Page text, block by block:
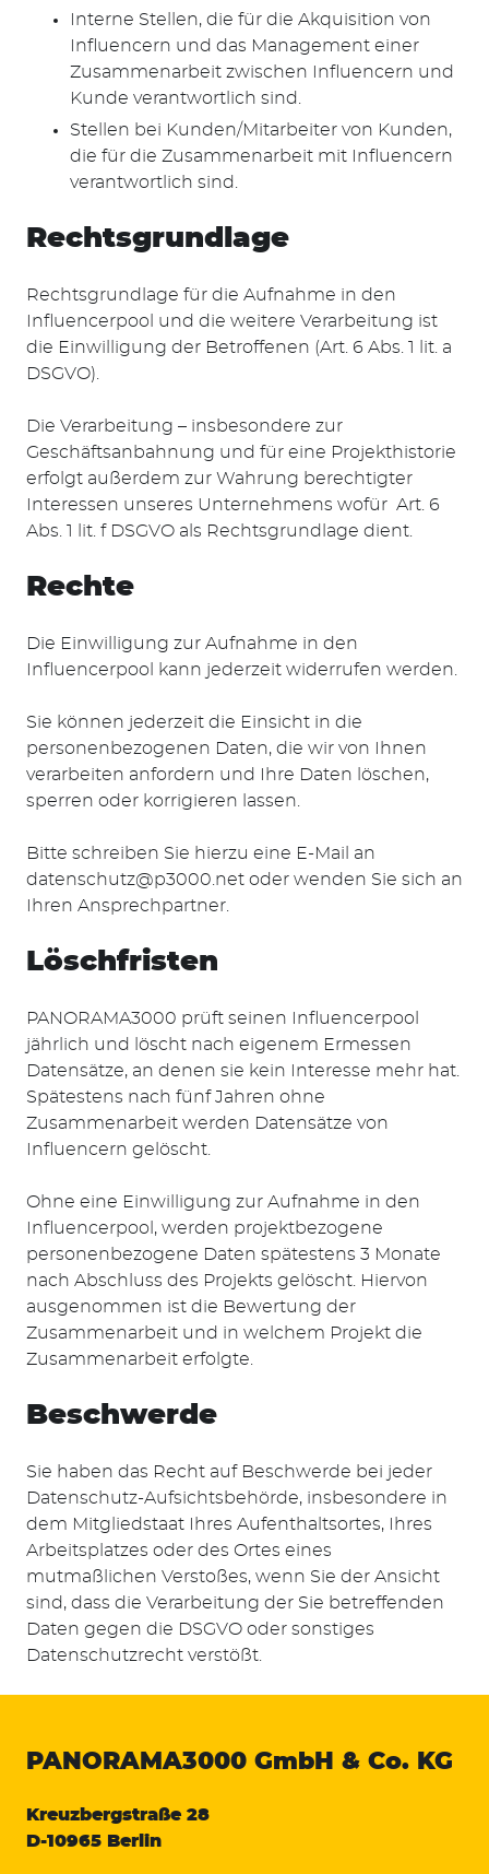
Interne Stellen, die für die Akquisition von
Influencern und das Management einer
Zusammenarbeit zwischen Influencern und
Kunde verantwortlich sind.
Stellen bei Kunden/Mitarbeiter von Kunden,
die für die Zusammenarbeit mit Influencern
verantwortlich sind.
Rechtsgrundlage
Rechtsgrundlage für die Aufnahme in den
Influencerpool und die weitere Verarbeitung ist
die Einwilligung der Betroffenen (Art. 6 Abs. 1 lit. a
DSGVO).
Die Verarbeitung – insbesondere zur
Geschäftsanbahnung und für eine Projekthistorie
erfolgt außerdem zur Wahrung berechtigter
Interessen unseres Unternehmens wofür Art. 6
Abs. 1 lit. f DSGVO als Rechtsgrundlage dient.
Rechte
Die Einwilligung zur Aufnahme in den
Influencerpool kann jederzeit widerrufen werden.
Sie können jederzeit die Einsicht in die
personenbezogenen Daten, die wir von Ihnen
verarbeiten anfordern und Ihre Daten löschen,
sperren oder korrigieren lassen.
Bitte schreiben Sie hierzu eine E-Mail an
datenschutz@p3000.net oder wenden Sie sich an
Ihren Ansprechpartner.
Löschfristen
PANORAMA3000 prüft seinen Influencerpool
jährlich und löscht nach eigenem Ermessen
Datensätze, an denen sie kein Interesse mehr hat.
Spätestens nach fünf Jahren ohne
Zusammenarbeit werden Datensätze von
Influencern gelöscht.
Ohne eine Einwilligung zur Aufnahme in den
Influencerpool, werden projektbezogene
personenbezogene Daten spätestens 3 Monate
nach Abschluss des Projekts gelöscht. Hiervon
ausgenommen ist die Bewertung der
Zusammenarbeit und in welchem Projekt die
Zusammenarbeit erfolgte.
Beschwerde
Sie haben das Recht auf Beschwerde bei jeder
Datenschutz-Aufsichtsbehörde, insbesondere in
dem Mitgliedstaat Ihres Aufenthaltsortes, Ihres
Arbeitsplatzes oder des Ortes eines
mutmaßlichen Verstoßes, wenn Sie der Ansicht
sind, dass die Verarbeitung der Sie betreffenden
Daten gegen die DSGVO oder sonstiges
Datenschutzrecht verstößt.
PANORAMA3000 GmbH & Co. KG
Kreuzbergstraße 28
D-10965 Berlin